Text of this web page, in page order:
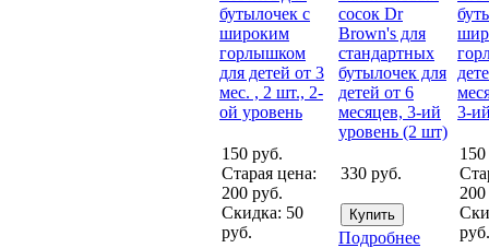
бутылочек с
широким
горлышком
для детей от 3
мес. , 2 шт., 2-
ой уровень
150 руб.
Старая цена:
200 руб.
Скидка: 50
руб.
сосок Dr
Brown's для
стандартных
бутылочек для
детей от 6
месяцев, 3-ий
уровень (2 шт)
330 руб.
Подробнее
3-
150
200
руб.